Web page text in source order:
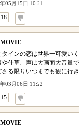
05月15日 10:21
18
MOVIE
インの恋は世界一可愛い
や仕草、声は大画面大音量
る限りいつまでも観に行き
03月06日 11:22
15
MOVIE